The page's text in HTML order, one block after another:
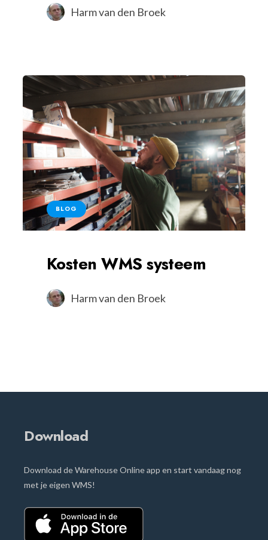
Harm van den Broek
BLOG
Kosten WMS systeem
Harm van den Broek
Download
Download de Warehouse Online app en start vandaag nog
met je eigen WMS!